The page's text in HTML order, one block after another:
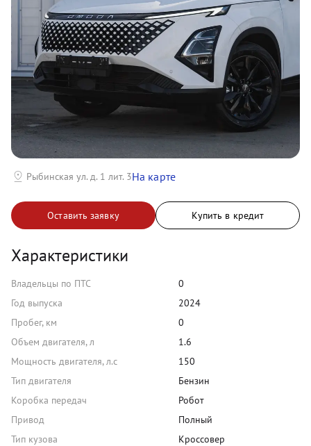
Оставить заявку Купить в кредит
Характеристики
Владельцы по ПТС
0
Год выпуска
2024
Пробег, км
0
Объем двигателя, л
1.6
Мощность двигателя, л.с
150
Тип двигателя
Бензин
Коробка передач
Робот
Привод
Полный
Тип кузова
Кроссовер
Рыбинская ул. д. 1 лит. 3На карте